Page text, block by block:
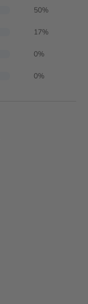
50%
17%
0%
0%